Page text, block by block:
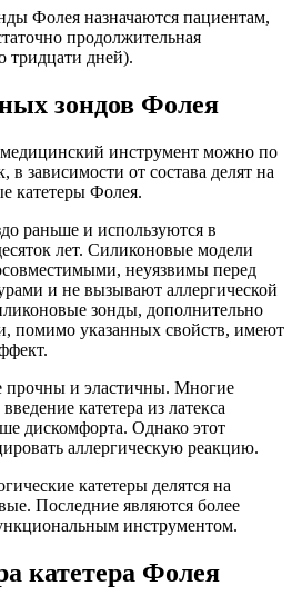
Фолея назначаются пациентам,
продолжительная
тридцати дней).
зондов Фолея
инструмент можно по
в зависимости от состава делят на
катетеры Фолея.
раньше и используются в
лет. Силиконовые модели
неуязвимы перед
и не вызывают аллергической
зонды, дополнительно
помимо указанных свойств, имеют
прочны и эластичны. Многие
катетера из латекса
дискомфорта. Однако этот
аллергическую реакцию.
катетеры делятся на
Последние являются более
инструментом.
катетера Фолея